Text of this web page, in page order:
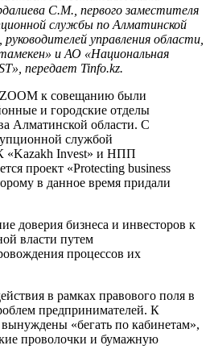
С.М., первого заместителя
службы по Алматинской
управления области,
и АО «Национальная
передает Tinfo.kz.
к совещанию были
и городские отделы
Алматинской области. С
службой
«Kazakh Invest» и НПП
проект «Protecting business
в данное время придали
доверия бизнеса и инвесторов к
власти путем
процессов их
в рамках правового поля в
предпринимателей. К
«бегать по кабинетам»,
проволочки и бумажную